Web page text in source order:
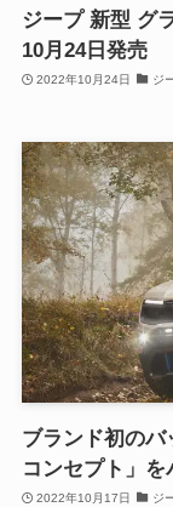
ジープ 新型 グ
10月24日発売
2022年10月24日 ジ
ブランド初の
コンセプト」を
2022年10月17日 ジ